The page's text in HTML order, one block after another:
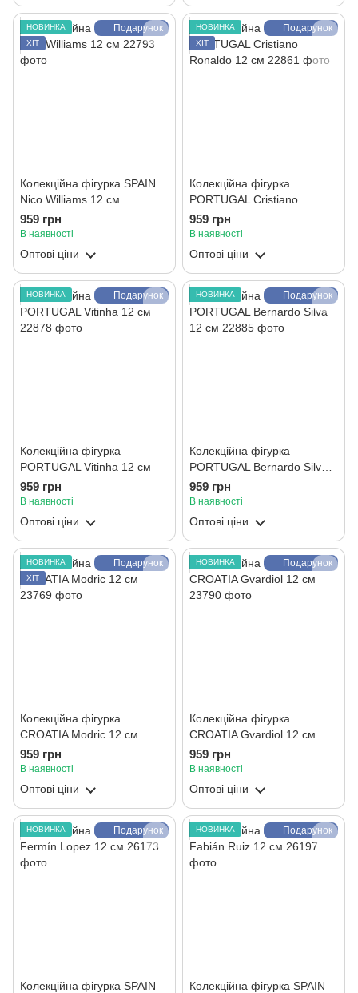
Подарунок
НОВИНКА
ХІТ
Колекційна фігурка SPAIN
Nico Williams 12 см
959 грн
В наявності
Оптові ціни
Подарунок
НОВИНКА
ХІТ
Колекційна фігурка
PORTUGAL Cristiano
Ronaldo 12 см
959 грн
В наявності
Оптові ціни
Подарунок
НОВИНКА
Колекційна фігурка
PORTUGAL Vitinha 12 см
959 грн
В наявності
Оптові ціни
Подарунок
НОВИНКА
Колекційна фігурка
PORTUGAL Bernardo Silva
12 см
959 грн
В наявності
Оптові ціни
Подарунок
НОВИНКА
ХІТ
Колекційна фігурка
CROATIA Modric 12 см
959 грн
В наявності
Оптові ціни
Подарунок
НОВИНКА
Колекційна фігурка
CROATIA Gvardiol 12 см
959 грн
В наявності
Оптові ціни
Подарунок
НОВИНКА
Колекційна фігурка SPAIN
Подарунок
НОВИНКА
Колекційна фігурка SPAIN